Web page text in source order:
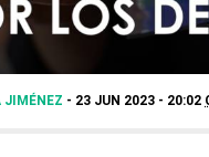
JIMÉNEZ 23 JUN 2023 - 20:02